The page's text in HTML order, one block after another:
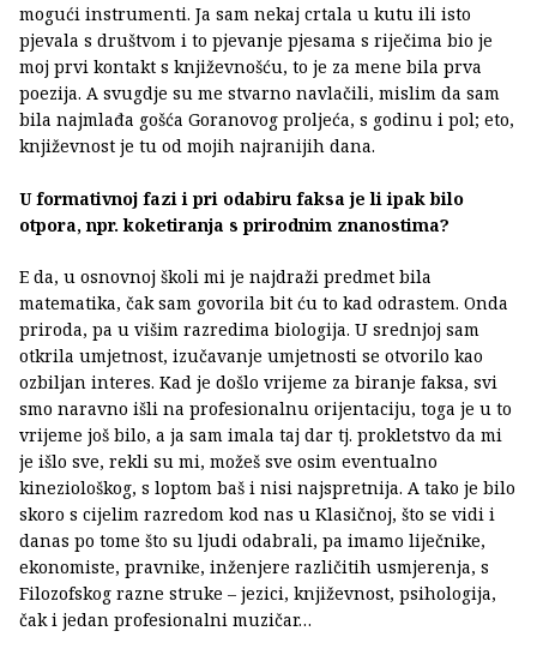
mogući instrumenti. Ja sam nekaj crtala u kutu ili isto
pjevala s društvom i to pjevanje pjesama s riječima bio je
moj prvi kontakt s književnošću, to je za mene bila prva
poezija. A svugdje su me stvarno navlačili, mislim da sam
bila najmlađa gošća Goranovog proljeća, s godinu i pol; eto,
književnost je tu od mojih najranijih dana.
U formativnoj fazi i pri odabiru faksa je li ipak bilo
otpora, npr. koketiranja s prirodnim znanostima?
E da, u osnovnoj školi mi je najdraži predmet bila
matematika, čak sam govorila bit ću to kad odrastem. Onda
priroda, pa u višim razredima biologija. U srednjoj sam
otkrila umjetnost, izučavanje umjetnosti se otvorilo kao
ozbiljan interes. Kad je došlo vrijeme za biranje faksa, svi
smo naravno išli na profesionalnu orijentaciju, toga je u to
vrijeme još bilo, a ja sam imala taj dar tj. prokletstvo da mi
je išlo sve, rekli su mi, možeš sve osim eventualno
kineziološkog, s loptom baš i nisi najspretnija. A tako je bilo
skoro s cijelim razredom kod nas u Klasičnoj, što se vidi i
danas po tome što su ljudi odabrali, pa imamo liječnike,
ekonomiste, pravnike, inženjere različitih usmjerenja, s
Filozofskog razne struke – jezici, književnost, psihologija,
čak i jedan profesionalni muzičar…